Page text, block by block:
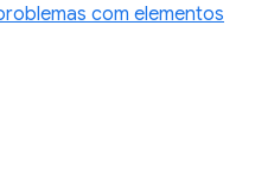
com elementos